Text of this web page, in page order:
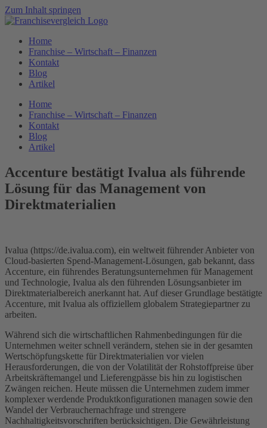
Zum Inhalt springen
Home
Franchise – Wirtschaft – Finanzen
Kontakt
Blog
Artikel
Home
Franchise – Wirtschaft – Finanzen
Kontakt
Blog
Artikel
Accenture bestätigt Ivalua als führende
Lösung für das Management von
Direktmaterialien
Ivalua (https://de.ivalua.com), ein weltweit führender Anbieter von
Cloud-basierten Spend-Management-Lösungen, gab bekannt, dass
Accenture, ein führendes Beratungsunternehmen für Management
und Technologie, Ivalua als den führenden Lösungsanbieter im
Direktmaterialbereich anerkannt hat. Auf dieser Grundlage bestätigte
Accenture, mit Ivalua als offiziellem globalem Strategiepartner zu
arbeiten.
Während sich die wirtschaftlichen Rahmenbedingungen für die
Unternehmen weiter schnell verändern, stehen sie in der gesamten
Wertschöpfungskette für Direktmaterialien vor vielen
Herausforderungen, die von der Volatilität der Rohstoffpreise über
Arbeitskräftemangel und Lieferengpässe bis hin zu logistischen
Zwängen reichen. Heute müssen die Unternehmen zudem immer
komplexer werdende Produktkonfigurationen managen sowie den
Wandel der Verbrauchernachfrage und strengere
Nachhaltigkeitsvorschriften berücksichtigen. Die Gewährleistung